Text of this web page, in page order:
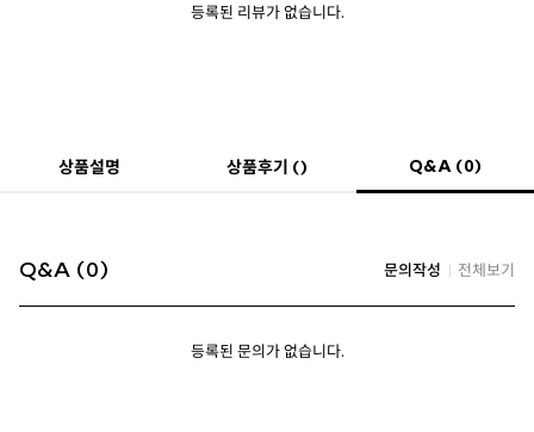
등록된 리뷰가 없습니다.
상품설명 상품후기 () Q&A (0)
Q&A (0) 문의작성 전체보기
등록된 문의가 없습니다.